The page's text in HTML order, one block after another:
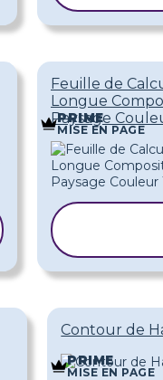
Feuille de
Longue
Paysage
PRIME
MISE EN PAGE
Contour de
PRIME
MISE EN PAGE